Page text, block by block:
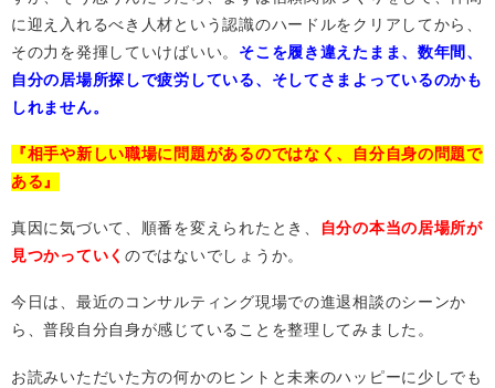
に迎え入れるべき人材という認識のハードルをクリアしてから、
その力を発揮していけばいい。 そこを履き違えたまま、数年間、
自分の居場所探しで疲労している、そしてさまよっているのかも
しれません。
『相手や新しい職場に問題があるのではなく、自分自身の問題で
ある』
真因に気づいて、順番を変えられたとき、
自分の本当の居場所が
見つかっていくのではないでしょうか。
今日は、最近のコンサルティング現場での進退相談のシーンか
ら、普段自分自身が感じていることを整理してみました。
お読みいただいた方の何かのヒントと未来のハッピーに少しでも